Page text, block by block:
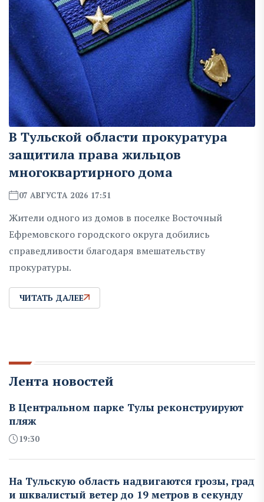
В Тульской области прокуратура
защитила права жильцов
многоквартирного дома
07 АВГУСТА 2026 17:51
Жители одного из домов в поселке Восточный
Ефремовского городского округа добились
справедливости благодаря вмешательству
прокуратуры.
ЧИТАТЬ ДАЛЕЕ
Лента новостей
В Центральном парке Тулы реконструируют
пляж
19:30
На Тульскую область надвигаются грозы, град
и шквалистый ветер до 19 метров в секунду